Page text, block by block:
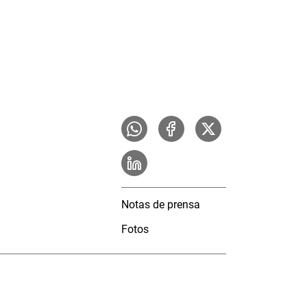
Notas de prensa
Fotos